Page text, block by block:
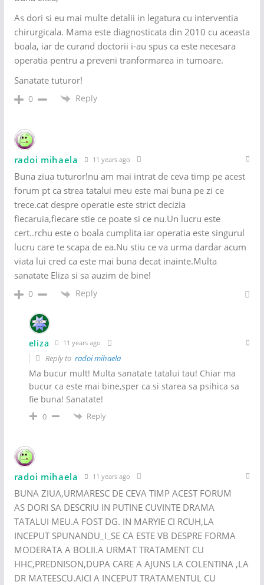
As dori si eu mai multe detalii in legatura cu interventia
chirurgicala. Mama este diagnosticata din 2010 cu aceasta
boala, iar de curand doctorii i-au spus ca este necesara
operatia pentru a preveni tranformarea in tumoare.
Sanatate tuturor!
0 Reply
radoi mihaela 11 years ago
Buna ziua tuturor!nu am mai intrat de ceva timp pe acest
forum pt ca strea tatalui meu este mai buna pe zi ce
trece.cat despre operatie este strict decizia
fiecaruia,fiecare stie ce poate si ce nu.Un lucru este
cert..rchu este o boala cumplita iar operatia este singurul
lucru care te scapa de ea.Nu stiu ce va urma dardar acum
viata lui cred ca este mai buna decat inainte.Multa
sanatate Eliza si sa auzim de bine!
0 Reply
eliza 11 years ago
Reply to radoi mihaela
Ma bucur mult! Multa sanatate tatalui tau! Chiar ma
bucur ca este mai bine,sper ca si starea sa psihica sa
fie buna! Sanatate!
0 Reply
radoi mihaela 11 years ago
BUNA ZIUA,URMARESC DE CEVA TIMP ACEST FORUM
AS DORI SA DESCRIU IN PUTINE CUVINTE DRAMA
TATALUI MEU.A FOST DG. IN MARYIE CI RCUH,LA
INCEPUT SPUNANDU_I_SE CA ESTE VB DESPRE FORMA
MODERATA A BOLII.A URMAT TRATAMENT CU
HHC,PREDNISON,DUPA CARE A AJUNS LA COLENTINA ,LA
DR MATEESCU.AICI A INCEPUT TRATAMENTUL CU